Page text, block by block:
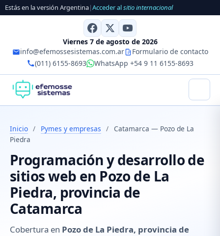
Estás en la versión Argentina|Acceder alsitio internacional
Viernes 7 de agosto de 2026
info@efemossesistemas.com.ar
Formulario de contacto
(011) 6155-8693
WhatsApp +54 9 11 6155-8693
Inicio / Pymes y empresas /
Catamarca — Pozo de La
Piedra
Programación y desarrollo de
sitios web en Pozo de La
Piedra, provincia de
Catamarca
Cobertura en Pozo de La Piedra, provincia de